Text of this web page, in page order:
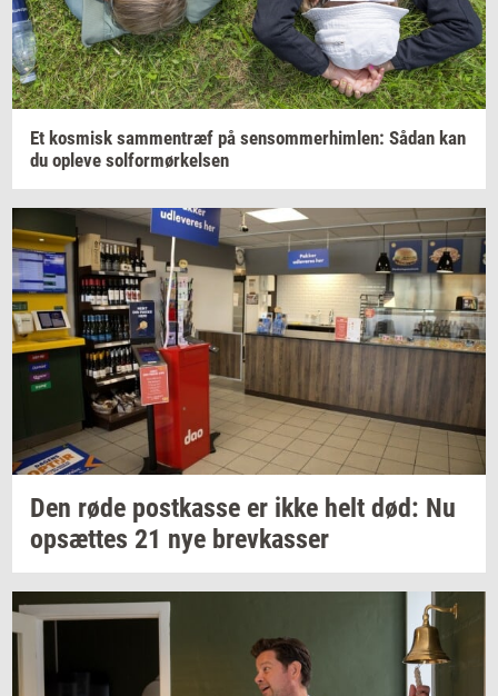
Et kos­misk sam­men­træf på sen­som­mer­him­len: Sådan kan
du op­le­ve sol­for­mør­kel­sen
Den røde po­st­kas­se er ikke helt død: Nu
op­sæt­tes 21 nye brev­kas­ser